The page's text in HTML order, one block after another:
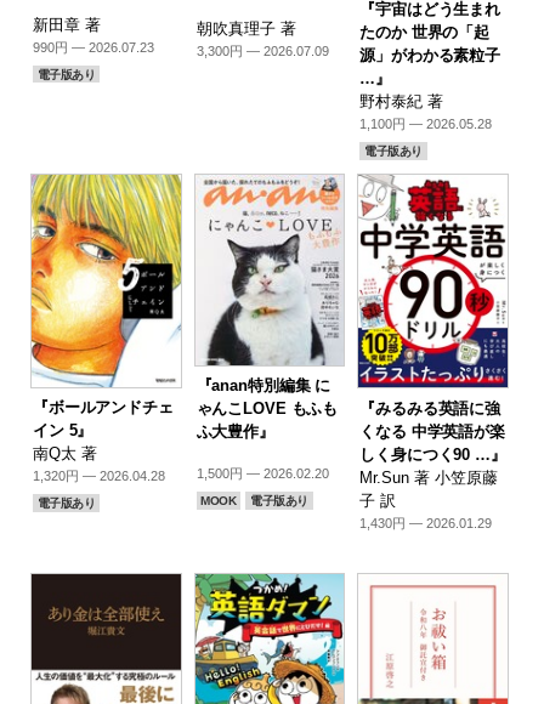
新田章 著
990円 — 2026.07.23
電子版あり
朝吹真理子 著
3,300円 — 2026.07.09
『宇宙はどう生まれ
たのか 世界の「起
源」がわかる素粒子
…』
野村泰紀 著
1,100円 — 2026.05.28
電子版あり
『ボールアンドチェ
イン 5』
南Q太 著
1,320円 — 2026.04.28
電子版あり
『anan特別編集 に
ゃんこLOVE もふも
ふ大豊作』
1,500円 — 2026.02.20
MOOK 電子版あり
『みるみる英語に強
くなる 中学英語が楽
しく身につく90 …』
Mr.Sun 著 小笠原藤
子 訳
1,430円 — 2026.01.29